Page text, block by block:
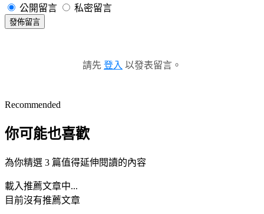
公開留言 私密留言
發佈留言
請先 登入 以發表留言。
Recommended
你可能也喜歡
為你精選 3 篇值得延伸閱讀的內容
載入推薦文章中...
目前沒有推薦文章